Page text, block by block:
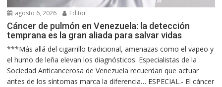
agosto 6, 2026 Editor
Cáncer de pulmón en Venezuela: la detección
temprana es la gran aliada para salvar vidas
***Más allá del cigarrillo tradicional, amenazas como el vapeo y
el humo de leña elevan los diagnósticos. Especialistas de la
Sociedad Anticancerosa de Venezuela recuerdan que actuar
antes de los síntomas marca la diferencia… ESPECIAL.- El cáncer